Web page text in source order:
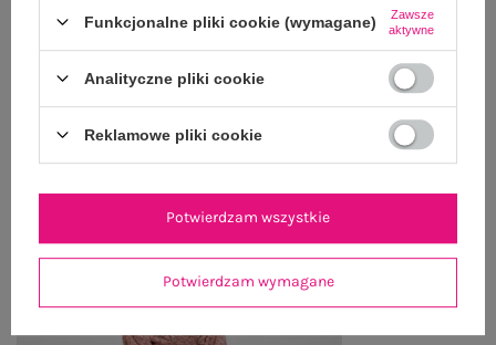
ZWROTY I REKLAMACJE
OSTATNIO OGLĄDANE
Funkcjonalne pliki cookie (wymagane)
Zawsze
aktywne
Analityczne pliki cookie
Reklamowe pliki cookie
Potwierdzam wymagane
Potwierdzam wszystkie